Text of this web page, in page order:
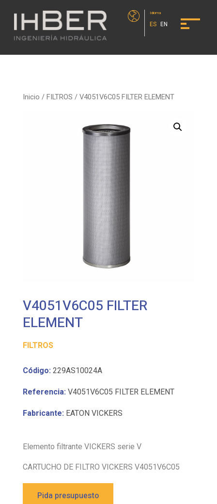
Idioma
ES EN
Inicio /FILTROS / V4051V6C05 FILTER ELEMENT
V4051V6C05 FILTER
ELEMENT
FILTROS
Código: 229AS10024A
Referencia: V4051V6C05 FILTER ELEMENT
Fabricante: EATON VICKERS
Elemento filtrante VICKERS serie V
CARTUCHO DE FILTRO VICKERS V4051V6C05
Pida presupuesto